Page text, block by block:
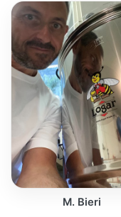
M. Bieri